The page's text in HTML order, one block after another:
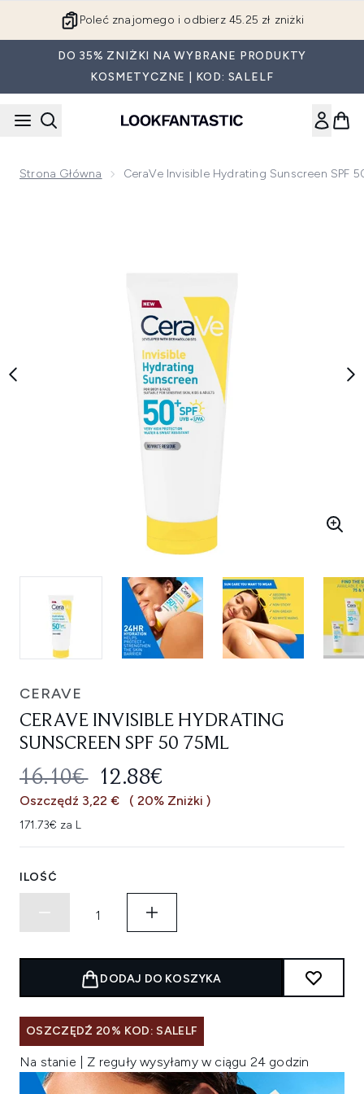
Poleć znajomego i odbierz 45.25 zł zniżki
DO 35% ZNIŻKI NA WYBRANE PRODUKTY
KOSMETYCZNE | KOD: SALELF
Strona Główna CeraVe Invisible Hydrating Sunscreen SPF
CERAVE
CERAVE INVISIBLE HYDRATING
SUNSCREEN SPF 50 75ML
SUGEROWANA CENA
16.10€ AKTUALNA CENA:
12.88€
Oszczędź 3,22 € ( 20% Zniżki )
171.73€ za L
ILOŚĆ
DODAJ DO KOSZYKA
OSZCZĘDŹ 20% KOD: SALELF
Na stanie | Z reguły wysyłamy w ciągu 24 godzin